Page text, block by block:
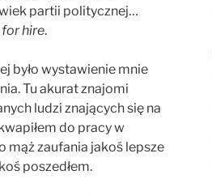
partii politycznej…
for hire.
było wystawienie mnie
Tu akurat znajomi
ludzi znających się na
do pracy w
mąż zaufania jakoś lepsze
poszedłem.